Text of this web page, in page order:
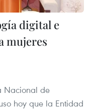
digital e
mujeres
Nacional de
hoy que la Entidad